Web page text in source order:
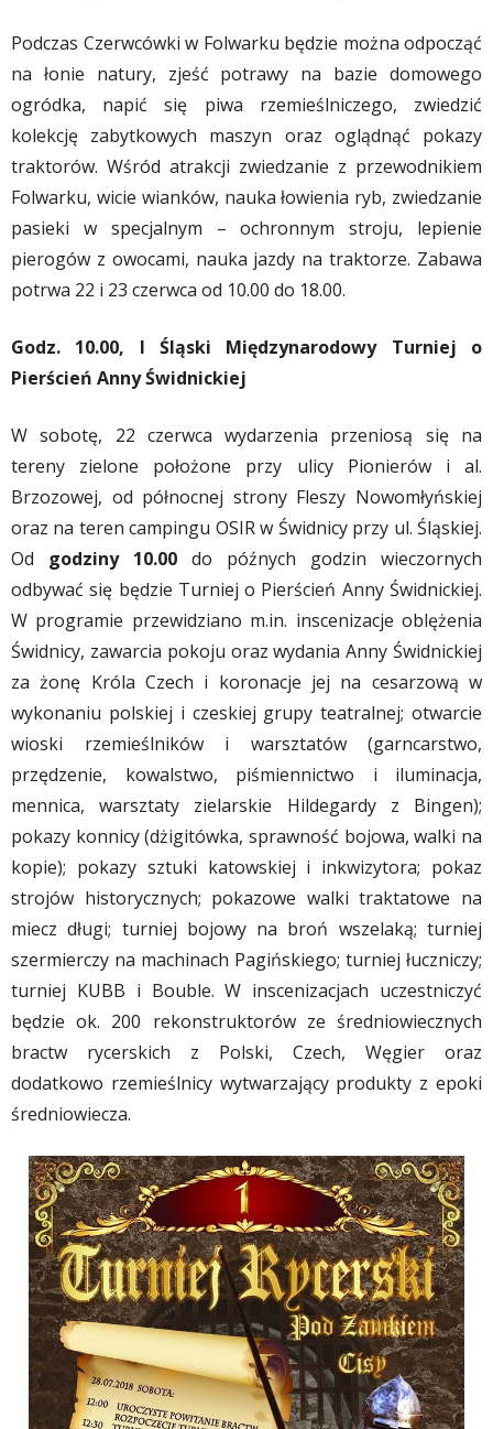
Podczas Czerwcówki w Folwarku będzie można odpocząć
na łonie natury, zjeść potrawy na bazie domowego
ogródka, napić się piwa rzemieślniczego, zwiedzić
kolekcję zabytkowych maszyn oraz oglądnąć pokazy
traktorów. Wśród atrakcji zwiedzanie z przewodnikiem
Folwarku, wicie wianków, nauka łowienia ryb, zwiedzanie
pasieki w specjalnym – ochronnym stroju, lepienie
pierogów z owocami, nauka jazdy na traktorze. Zabawa
potrwa 22 i 23 czerwca od 10.00 do 18.00.
Godz. 10.00, I Śląski Międzynarodowy Turniej o
Pierścień Anny Świdnickiej
W sobotę, 22 czerwca wydarzenia przeniosą się na
tereny zielone położone przy ulicy Pionierów i al.
Brzozowej, od północnej strony Fleszy Nowomłyńskiej
oraz na teren campingu OSIR w Świdnicy przy ul. Śląskiej.
Od godziny 10.00 do późnych godzin wieczornych
odbywać się będzie Turniej o Pierścień Anny Świdnickiej.
W programie przewidziano m.in. inscenizacje oblężenia
Świdnicy, zawarcia pokoju oraz wydania Anny Świdnickiej
za żonę Króla Czech i koronacje jej na cesarzową w
wykonaniu polskiej i czeskiej grupy teatralnej; otwarcie
wioski rzemieślników i warsztatów (garncarstwo,
przędzenie, kowalstwo, piśmiennictwo i iluminacja,
mennica, warsztaty zielarskie Hildegardy z Bingen);
pokazy konnicy (dżigitówka, sprawność bojowa, walki na
kopie); pokazy sztuki katowskiej i inkwizytora; pokaz
strojów historycznych; pokazowe walki traktatowe na
miecz długi; turniej bojowy na broń wszelaką; turniej
szermierczy na machinach Pagińskiego; turniej łuczniczy;
turniej KUBB i Bouble. W inscenizacjach uczestniczyć
będzie ok. 200 rekonstruktorów ze średniowiecznych
bractw rycerskich z Polski, Czech, Węgier oraz
dodatkowo rzemieślnicy wytwarzający produkty z epoki
średniowiecza.